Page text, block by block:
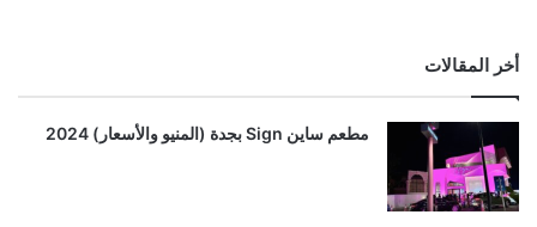
أخر المقالات
مطعم ساين Sign بجدة (المنيو والأسعار) 2024